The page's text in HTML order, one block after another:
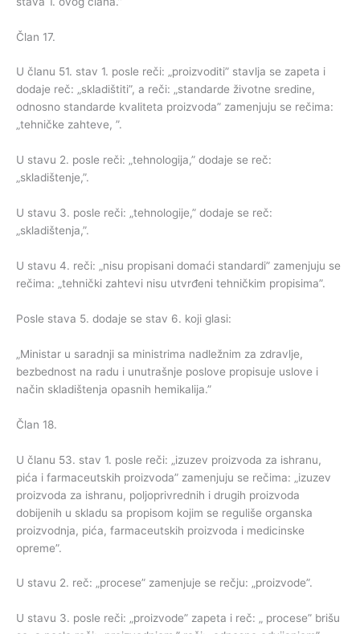
Član 17.
U članu 51. stav 1. posle reči: „proizvoditi” stavlja se zapeta i
dodaje reč: „skladištiti”, a reči: „standarde životne sredine,
odnosno standarde kvaliteta proizvoda” zamenjuju se rečima:
„tehničke zahteve, ”.
U stavu 2. posle reči: „tehnologija,” dodaje se reč:
„skladištenje,”.
U stavu 3. posle reči: „tehnologije,” dodaje se reč:
„skladištenja,”.
U stavu 4. reči: „nisu propisani domaći standardi” zamenjuju se
rečima: „tehnički zahtevi nisu utvrđeni tehničkim propisima”.
Posle stava 5. dodaje se stav 6. koji glasi:
„Ministar u saradnji sa ministrima nadležnim za zdravlje,
bezbednost na radu i unutrašnje poslove propisuje uslove i
način skladištenja opasnih hemikalija.”
Član 18.
U članu 53. stav 1. posle reči: „izuzev proizvoda za ishranu,
pića i farmaceutskih proizvoda” zamenjuju se rečima: „izuzev
proizvoda za ishranu, poljoprivrednih i drugih proizvoda
dobijenih u skladu sa propisom kojim se reguliše organska
proizvodnja, pića, farmaceutskih proizvoda i medicinske
opreme”.
U stavu 2. reč: „procese” zamenjuje se rečju: „proizvode”.
U stavu 3. posle reči: „proizvode” zapeta i reč: „ procese” brišu